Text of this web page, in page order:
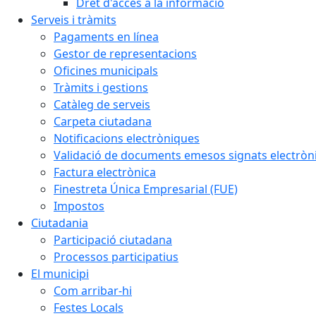
Serveis i tràmits
Pagaments en línea
Gestor de representacions
Oficines municipals
Tràmits i gestions
Catàleg de serveis
Carpeta ciutadana
Notificacions electròniques
Validació de documents emesos signats
Factura electrònica
Finestreta Única Empresarial (FUE)
Impostos
Ciutadania
Participació ciutadana
Processos participatius
El municipi
Com arribar-hi
Festes Locals